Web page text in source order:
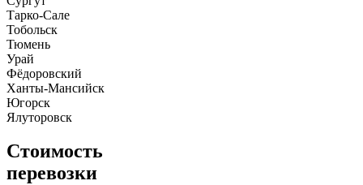
Тарко-Сале
Тобольск
Тюмень
Урай
Фёдоровский
Ханты-Мансийск
Югорск
Ялуторовск
Стоимость
перевозки